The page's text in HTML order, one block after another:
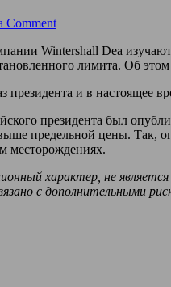
Comment
Wintershall Dea
лимита. Об
и в настоящее
президента был
предельной цены. Так,
месторождениях.
характер, не
с дополнительными